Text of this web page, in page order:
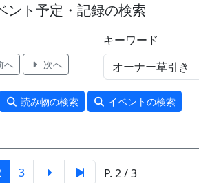
ント予定・記録の検索
へ 次へ
キーワード
読み物の検索 イベントの検索
3 P. 2 / 3